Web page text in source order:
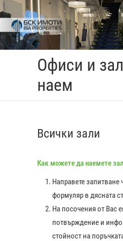
Skip
to
content
Офиси и
наем
Всички зали
Как можете да наемете
Направете запитване
формуляр в дясната
На посочения от Вас
потвърждение и
стойност на